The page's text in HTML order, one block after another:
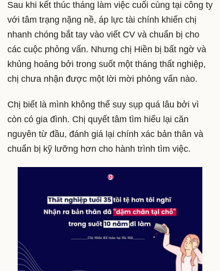
Sau khi kết thúc tháng làm việc cuối cùng tại công ty
với tâm trạng nặng nề, áp lực tài chính khiến chị
nhanh chóng bắt tay vào viết CV và chuẩn bị cho
các cuộc phỏng vấn. Nhưng chị Hiền bị bất ngờ và
khủng hoảng bởi trong suốt một tháng thất nghiệp,
chị chưa nhận được một lời mời phỏng vấn nào.
Chị biết là mình không thể suy sụp quá lâu bởi vì
còn có gia đình. Chị quyết tâm tìm hiểu lại căn
nguyên từ đầu, đánh giá lại chính xác bản thân và
chuẩn bị kỹ lưỡng hơn cho hành trình tìm việc.